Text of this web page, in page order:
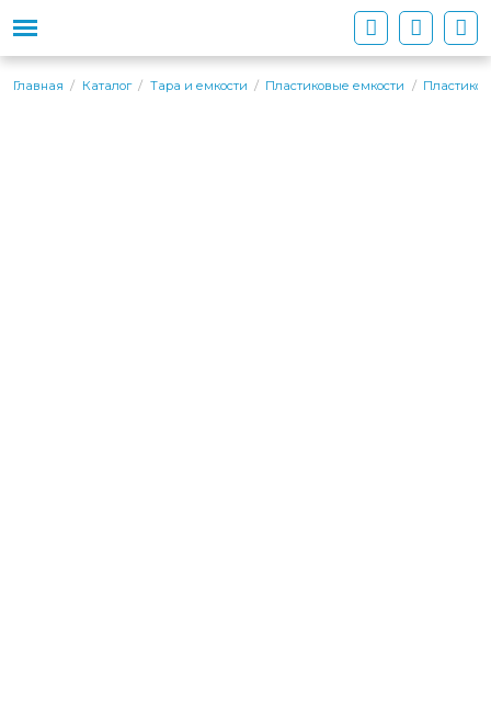
Главная Каталог Тара и емкости Пластиковые емкости